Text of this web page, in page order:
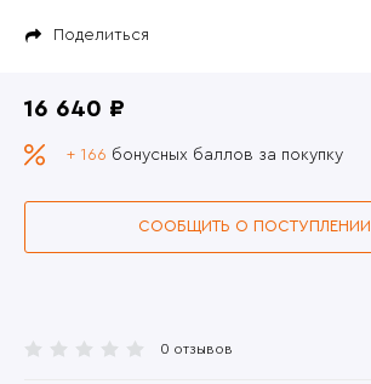
Поделиться
0 отзывов
16 640 ₽
+ 166 бонусных баллов за покупку
СООБЩИТЬ О ПОСТУПЛЕНИИ